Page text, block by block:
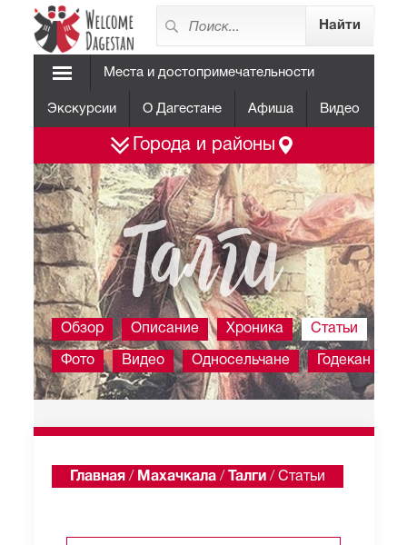
Места и достопримечательности
Экскурсии О Дагестане Афиша Видео
Города и районы
Талги
Обзор Описание Хроника Статьи
Фото Видео Односельчане Годекан
Главная / Махачкала / Талги / Статьи